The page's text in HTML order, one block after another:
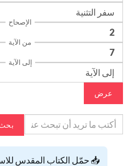
الإصحاح
من الآية
إلى الآية
عرض
📥 حمّل الكتاب المقدس